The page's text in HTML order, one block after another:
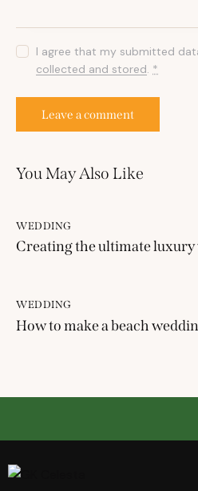
I agree that my submitted
collected and stored. *
You May Also Like
WEDDING
Creating the ultimate luxury
WEDDING
How to make a beach